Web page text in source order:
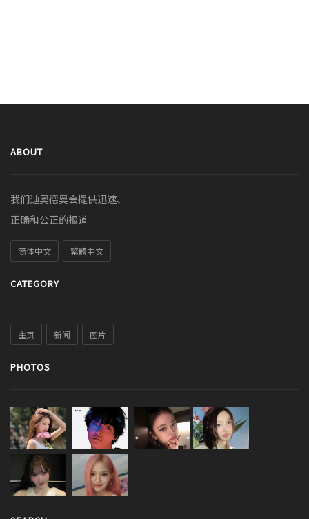
ABOUT
我们迪奥德奥会提供迅速、
正确和公正的报道
简体中文 繁體中文
CATEGORY
主页 新闻 图片
PHOTOS